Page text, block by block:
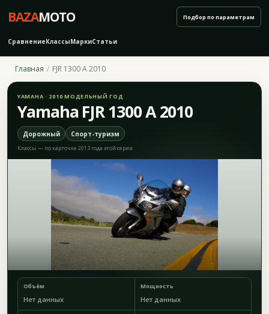
BAZAMOTO
СравнениеКлассыМаркиСтатьи
Подбор по параметрам
Главная FJR 1300 A 2010
YAMAHA · 2010 МОДЕЛЬНЫЙ ГОД
Yamaha FJR 1300 A 2010
Дорожный Спорт-туризм
Классы — по карточке 2013 года этой серии
Объём
Нет данных
Мощность
Нет данных